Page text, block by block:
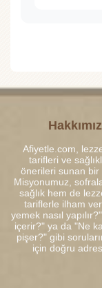
Afiyetle.com,
tarifleri ve
önerileri sunan bir
Misyonumuz,
sağlık hem de
tariflerle ilham
yemek nasıl
içerir?" ya da "Ne
pişer?" gibi
için doğru